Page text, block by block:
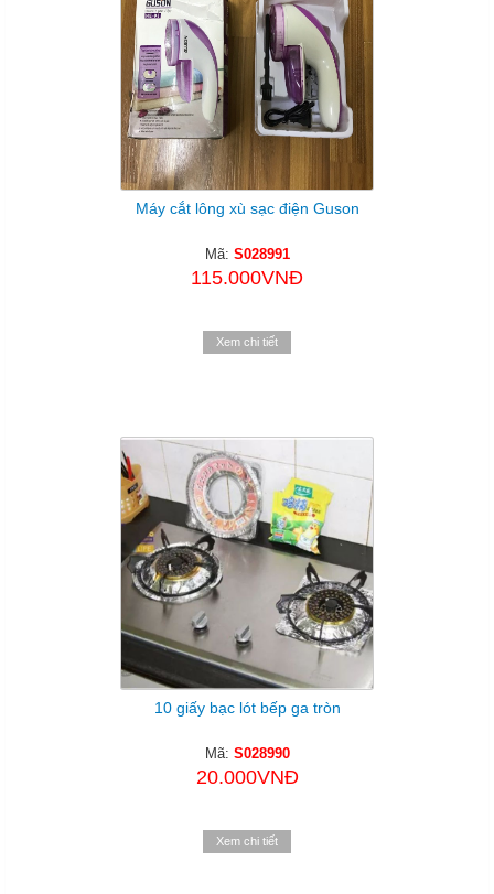
Máy cắt lông xù sạc điện Guson
Mã: S028991
115.000VNĐ
Xem chi tiết
10 giấy bạc lót bếp ga tròn
Mã: S028990
20.000VNĐ
Xem chi tiết